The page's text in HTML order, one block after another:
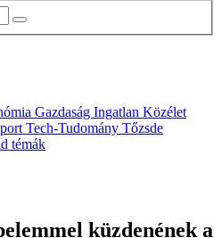
Gazdaság Ingatlan Közélet
Tech-Tudomány Tőzsde
témák
küzdenének a